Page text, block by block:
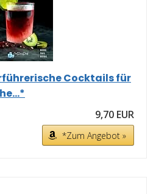
Cocktails für
9,70 EUR
*Zum Angebot »